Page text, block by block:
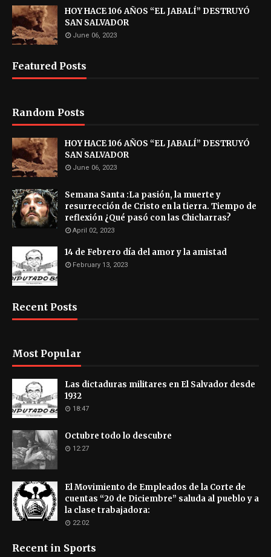
HOY HACE 106 AÑOS “EL JABALÍ” DESTRUYÓ
SAN SALVADOR
June 06, 2023
Featured Posts
Random Posts
HOY HACE 106 AÑOS “EL JABALÍ” DESTRUYÓ
SAN SALVADOR
June 06, 2023
Semana Santa :La pasión, la muerte y
resurrección de Cristo en la tierra. Tiempo de
reflexión ¿Qué pasó con las Chicharras?
April 02, 2023
14 de Febrero día del amor y la amistad
February 13, 2023
Recent Posts
Most Popular
Las dictaduras militares en El Salvador desde
1932
18:47
Octubre todo lo descubre
12:27
El Movimiento de Empleados de la Corte de
cuentas “20 de Diciembre” saluda al pueblo y a
la clase trabajadora:
22:02
Recent in Sports